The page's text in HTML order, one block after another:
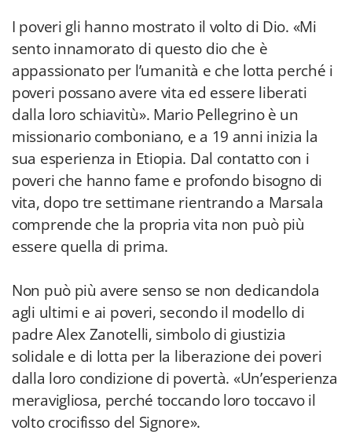
I poveri gli hanno mostrato il volto di Dio. «Mi
sento innamorato di questo dio che è
appassionato per l’umanità e che lotta perché i
poveri possano avere vita ed essere liberati
dalla loro schiavitù». Mario Pellegrino è un
missionario comboniano, e a 19 anni inizia la
sua esperienza in Etiopia. Dal contatto con i
poveri che hanno fame e profondo bisogno di
vita, dopo tre settimane rientrando a Marsala
comprende che la propria vita non può più
essere quella di prima.
Non può più avere senso se non dedicandola
agli ultimi e ai poveri, secondo il modello di
padre Alex Zanotelli, simbolo di giustizia
solidale e di lotta per la liberazione dei poveri
dalla loro condizione di povertà. «Un’esperienza
meravigliosa, perché toccando loro toccavo il
volto crocifisso del Signore».